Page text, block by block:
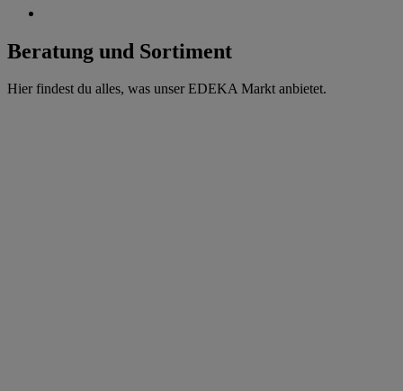
Beratung und Sortiment
Hier findest du alles, was unser EDEKA Markt anbietet.